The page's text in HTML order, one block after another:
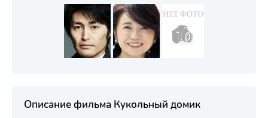
Описание фильма Кукольный домик